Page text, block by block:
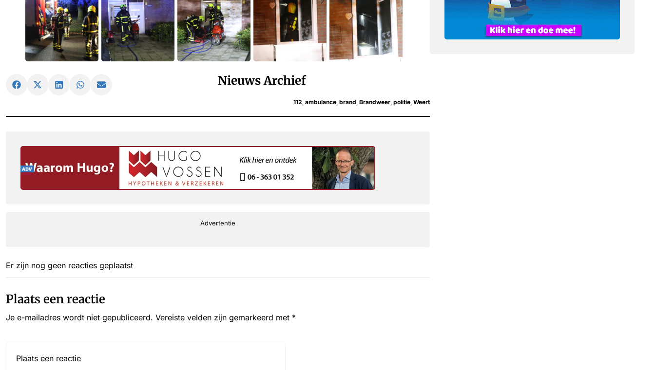
Nieuws Archief
112 ambulance brand Brandweer politie Weert
Advertentie
Er zijn nog geen reacties geplaatst
Plaats een reactie
Je e-mailadres wordt niet gepubliceerd. Vereiste velden zijn gemarkeerd met *